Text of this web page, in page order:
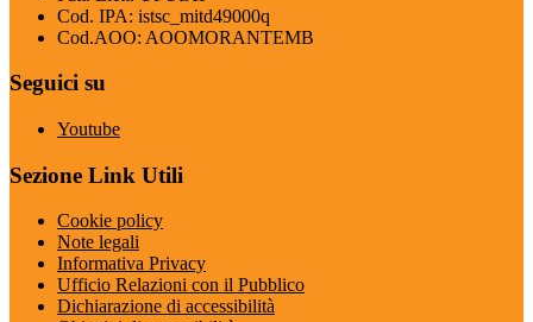
Cod. IPA: istsc_mitd49000q
Cod.AOO: AOOMORANTEMB
Seguici su
Youtube
Sezione Link Utili
Cookie policy
Note legali
Informativa Privacy
Ufficio Relazioni con il Pubblico
Dichiarazione di accessibilità